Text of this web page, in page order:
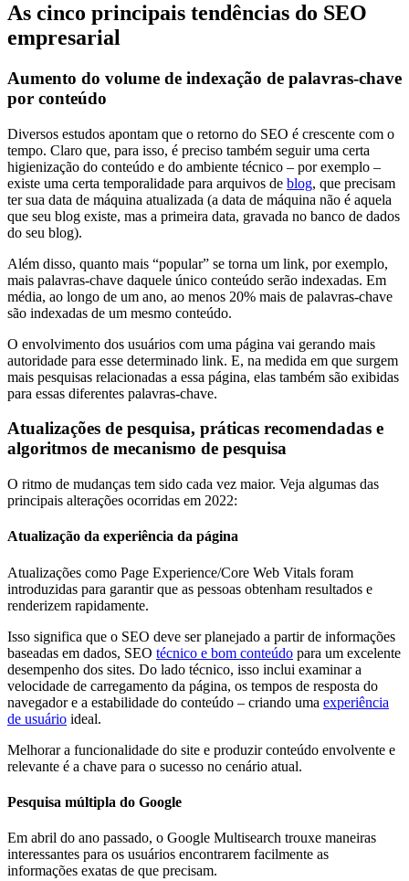
As cinco principais tendências do SEO
empresarial
Aumento do volume de indexação de palavras-chave
por conteúdo
Diversos estudos apontam que o retorno do SEO é crescente com o
tempo. Claro que, para isso, é preciso também seguir uma certa
higienização do conteúdo e do ambiente técnico – por exemplo –
existe uma certa temporalidade para arquivos de blog, que precisam
ter sua data de máquina atualizada (a data de máquina não é aquela
que seu blog existe, mas a primeira data, gravada no banco de dados
do seu blog).
Além disso, quanto mais “popular” se torna um link, por exemplo,
mais palavras-chave daquele único conteúdo serão indexadas. Em
média, ao longo de um ano, ao menos 20% mais de palavras-chave
são indexadas de um mesmo conteúdo.
O envolvimento dos usuários com uma página vai gerando mais
autoridade para esse determinado link. E, na medida em que surgem
mais pesquisas relacionadas a essa página, elas também são exibidas
para essas diferentes palavras-chave.
Atualizações de pesquisa, práticas recomendadas e
algoritmos de mecanismo de pesquisa
O ritmo de mudanças tem sido cada vez maior. Veja algumas das
principais alterações ocorridas em 2022:
Atualização da experiência da página
Atualizações como Page Experience/Core Web Vitals foram
introduzidas para garantir que as pessoas obtenham resultados e
renderizem rapidamente.
Isso significa que o SEO deve ser planejado a partir de informações
baseadas em dados, SEO técnico e bom conteúdo para um excelente
desempenho dos sites. Do lado técnico, isso inclui examinar a
velocidade de carregamento da página, os tempos de resposta do
navegador e a estabilidade do conteúdo – criando uma experiência
de usuário ideal.
Melhorar a funcionalidade do site e produzir conteúdo envolvente e
relevante é a chave para o sucesso no cenário atual.
Pesquisa múltipla do Google
Em abril do ano passado, o Google Multisearch trouxe maneiras
interessantes para os usuários encontrarem facilmente as
informações exatas de que precisam.